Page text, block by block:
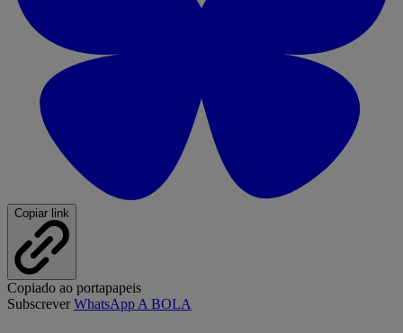
Copiar link
Copiado ao portapapeis
SubscreverWhatsApp A BOLA